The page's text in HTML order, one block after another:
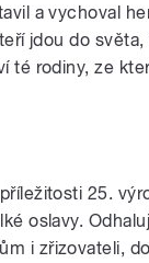
a vychoval
jdou do
té rodiny, ze
25.
oslavy.
i zřizovateli,